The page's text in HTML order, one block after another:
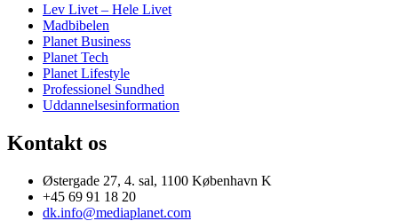
Lev Livet – Hele Livet
Madbibelen
Planet Business
Planet Tech
Planet Lifestyle
Professionel Sundhed
Uddannelsesinformation
Kontakt os
Østergade 27, 4. sal, 1100 København K
+45 69 91 18 20
dk.info@mediaplanet.com